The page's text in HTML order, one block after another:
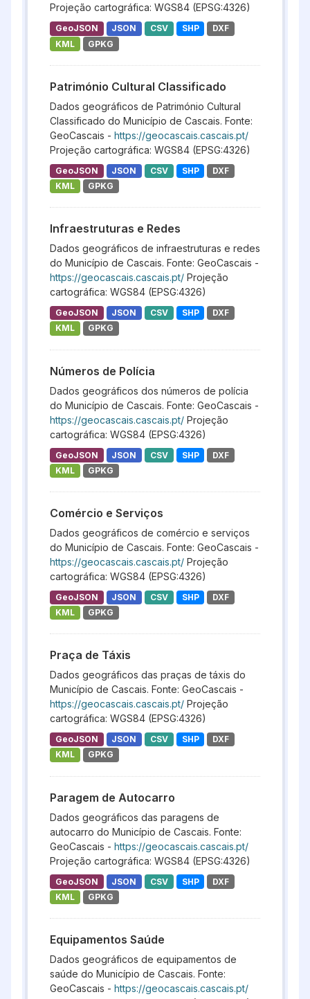
Projeção cartográfica: WGS84 (EPSG:4326)
GeoJSON JSON CSV SHP
DXF
KML
GPKG
Património Cultural Classificado
Dados geográficos de Património Cultural
Classificado do Município de Cascais. Fonte:
GeoCascais - https://geocascais.cascais.pt/
Projeção cartográfica: WGS84 (EPSG:4326)
GeoJSON JSON CSV SHP
DXF
KML
GPKG
Infraestruturas e Redes
Dados geográficos de infraestruturas e redes
do Município de Cascais. Fonte: GeoCascais -
https://geocascais.cascais.pt/ Projeção
cartográfica: WGS84 (EPSG:4326)
GeoJSON JSON CSV SHP
DXF
KML
GPKG
Números de Polícia
Dados geográficos dos números de polícia
do Município de Cascais. Fonte: GeoCascais -
https://geocascais.cascais.pt/ Projeção
cartográfica: WGS84 (EPSG:4326)
GeoJSON JSON CSV SHP
DXF
KML
GPKG
Comércio e Serviços
Dados geográficos de comércio e serviços
do Município de Cascais. Fonte: GeoCascais -
https://geocascais.cascais.pt/ Projeção
cartográfica: WGS84 (EPSG:4326)
GeoJSON JSON CSV SHP
DXF
KML
GPKG
Praça de Táxis
Dados geográficos das praças de táxis do
Município de Cascais. Fonte: GeoCascais -
https://geocascais.cascais.pt/ Projeção
cartográfica: WGS84 (EPSG:4326)
GeoJSON JSON CSV SHP
DXF
KML
GPKG
Paragem de Autocarro
Dados geográficos das paragens de
autocarro do Município de Cascais. Fonte:
GeoCascais - https://geocascais.cascais.pt/
Projeção cartográfica: WGS84 (EPSG:4326)
GeoJSON JSON CSV SHP
DXF
KML
GPKG
Equipamentos Saúde
Dados geográficos de equipamentos de
saúde do Município de Cascais. Fonte:
GeoCascais - https://geocascais.cascais.pt/